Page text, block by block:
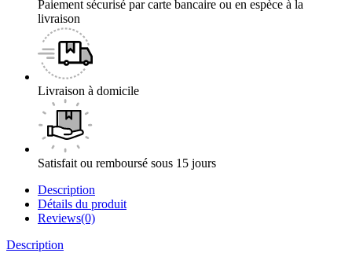
Paiement sécurisé par carte bancaire ou en espèce à la
livraison
Livraison à domicile
Satisfait ou remboursé sous 15 jours
Description
Détails du produit
Reviews(0)
Description